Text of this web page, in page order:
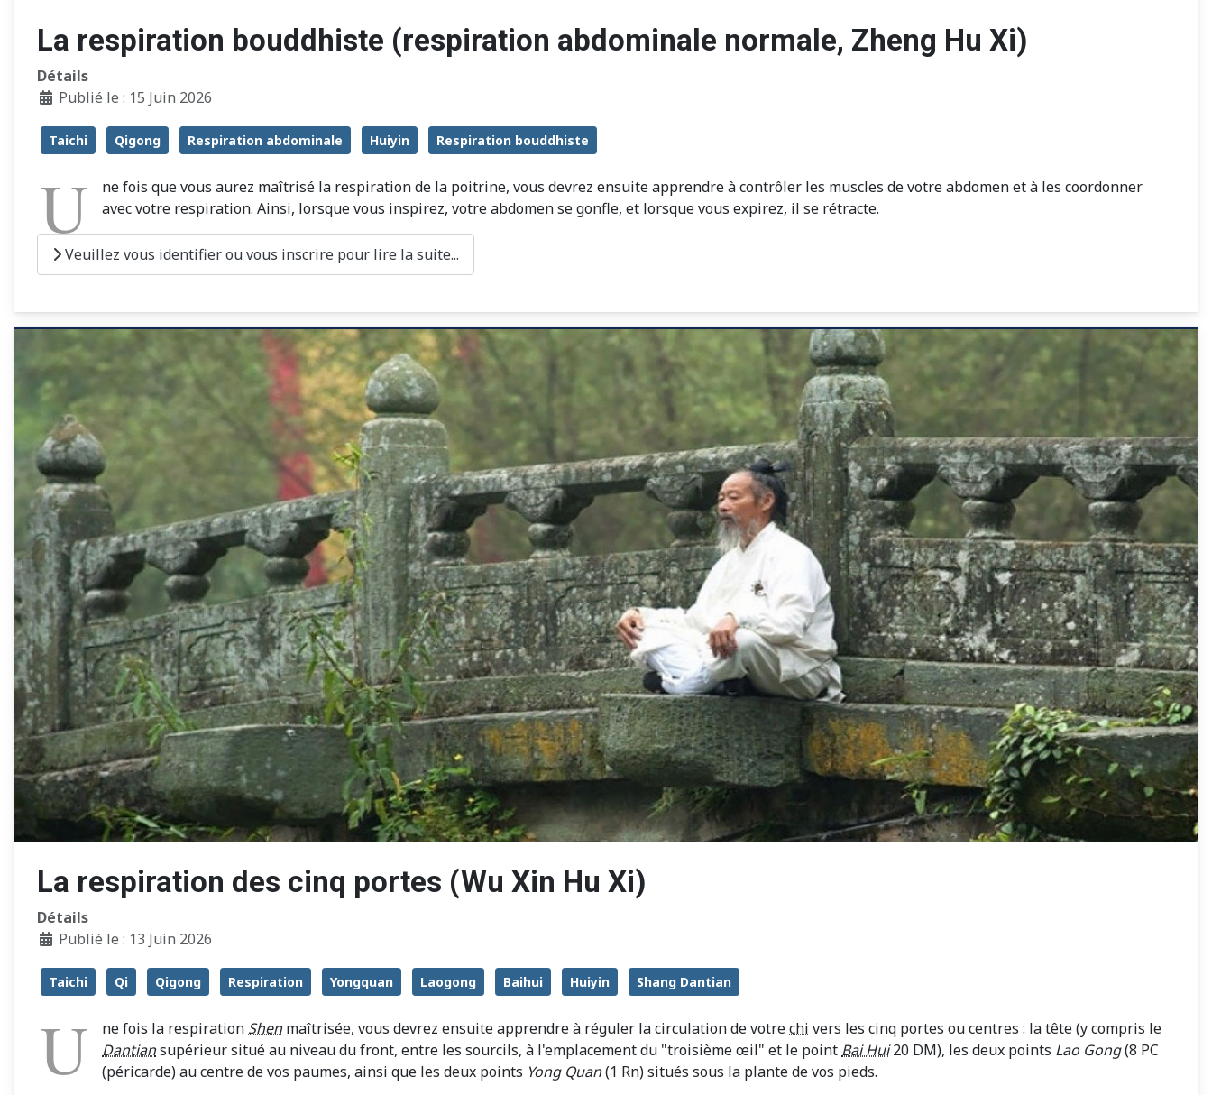
La respiration bouddhiste (respiration abdominale normale, Zheng Hu Xi)
Détails
Publié le : 15 Juin 2026
Taichi Qigong Respiration abdominale Huiyin Respiration bouddhiste
U
ne fois que vous aurez maîtrisé la respiration de la poitrine, vous devrez ensuite apprendre à contrôler les muscles de votre abdomen et à les coordonner
avec votre respiration. Ainsi, lorsque vous inspirez, votre abdomen se gonfle, et lorsque vous expirez, il se rétracte.
Veuillez vous identifier ou vous inscrire pour lire la suite...
La respiration des cinq portes (Wu Xin Hu Xi)
Détails
Publié le : 13 Juin 2026
Taichi Qi Qigong Respiration Yongquan Laogong Baihui Huiyin Shang Dantian
U ne fois la respiration Shenmaîtrisée, vous devrez ensuite apprendre à réguler la circulation de votrechi vers les cinq portes ou centres : la tête (y compris le
Dantiansupérieur situé au niveau du front, entre les sourcils, à l'emplacement du "troisième œil" et le point Bai Hui 20 DM), les deux points Lao Gong(8 PC
(péricarde) au centre de vos paumes, ainsi que les deux points Yong Quan(1 Rn) situés sous la plante de vos pieds.